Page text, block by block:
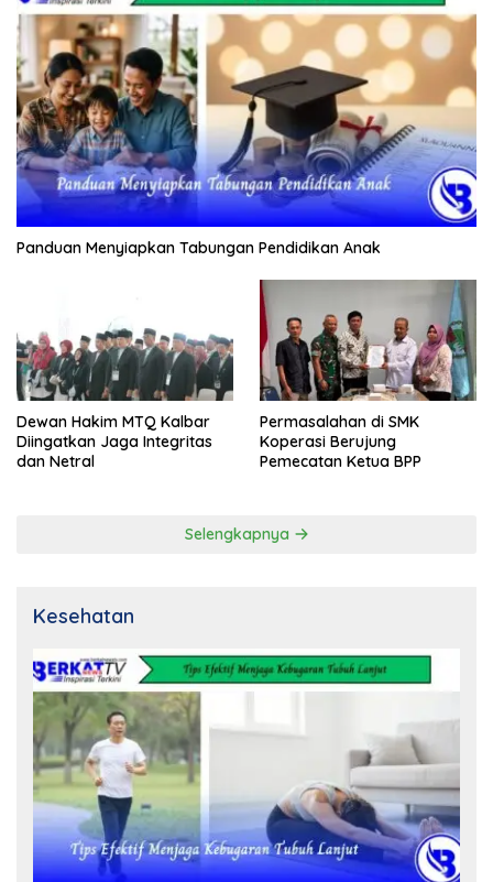
Panduan Menyiapkan Tabungan Pendidikan Anak
Dewan Hakim MTQ Kalbar
Diingatkan Jaga Integritas
dan Netral
Permasalahan di SMK
Koperasi Berujung
Pemecatan Ketua BPP
Selengkapnya
Kesehatan